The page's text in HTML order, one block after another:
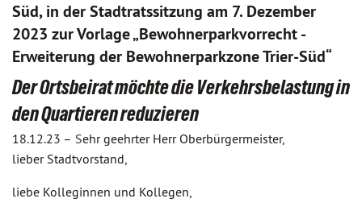
Süd, in der Stadtratssitzung am 7. Dezember
2023 zur Vorlage „Bewohnerparkvorrecht -
Erweiterung der Bewohnerparkzone Trier-Süd“
Der Ortsbeirat möchte die Verkehrsbelastung in
den Quartieren reduzieren
18.12.23 – Sehr geehrter Herr Oberbürgermeister,
lieber Stadtvorstand,
liebe Kolleginnen und Kollegen,